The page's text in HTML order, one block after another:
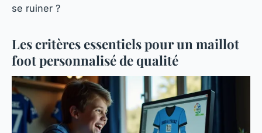
se ruiner ?
Les critères essentiels pour un maillot
foot personnalisé de qualité